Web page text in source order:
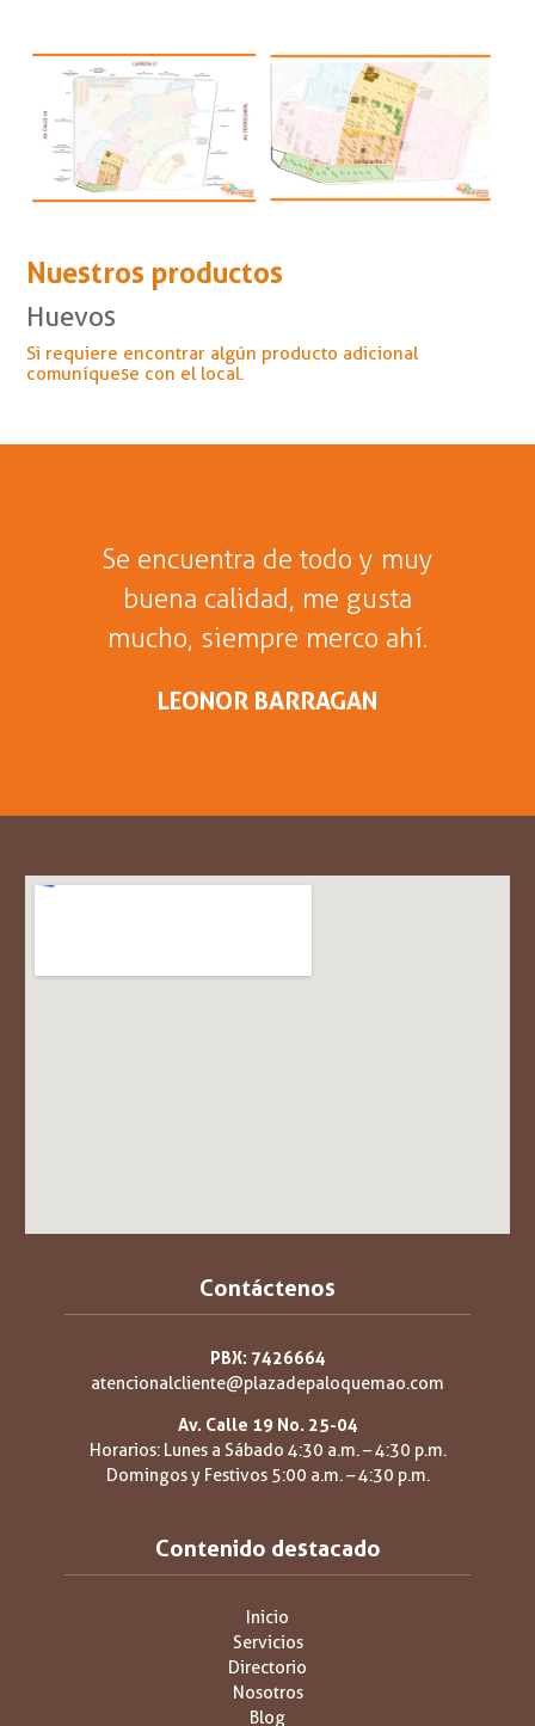
Nuestros productos
Huevos
Si requiere encontrar algún producto adicional
comuníquese con el local.
Contáctenos
PBX: 7426664
atencionalcliente@plazadepaloquemao.com
Av. Calle 19 No. 25-04
Horarios: Lunes a Sábado 4:30 a.m. – 4:30 p.m.
Domingos y Festivos 5:00 a.m. – 4:30 p.m.
Contenido destacado
Inicio
Servicios
Directorio
Nosotros
Blog